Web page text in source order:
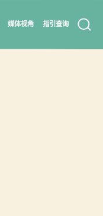
媒体视角 指引查询